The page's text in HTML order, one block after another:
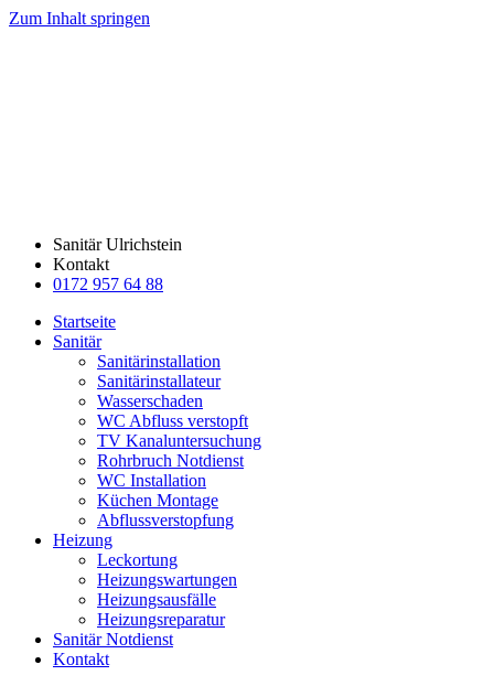
Zum Inhalt springen
Sanitär Ulrichstein
Kontakt
0172 957 64 88
Startseite
Sanitär
Sanitärinstallation
Sanitärinstallateur
Wasserschaden
WC Abfluss verstopft
TV Kanaluntersuchung
Rohrbruch Notdienst
WC Installation
Küchen Montage
Abflussverstopfung
Heizung
Leckortung
Heizungswartungen
Heizungsausfälle
Heizungsreparatur
Sanitär Notdienst
Kontakt